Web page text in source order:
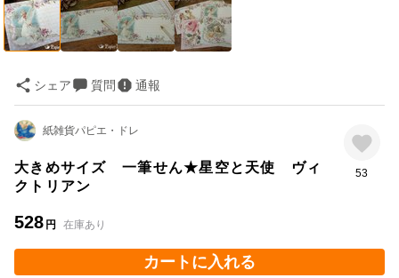
シェア 質問 通報
紙雑貨パピエ・ドレ
大きめサイズ 一筆せん★星空と天使 ヴィ
クトリアン
528 円 在庫あり
53
カートに入れる